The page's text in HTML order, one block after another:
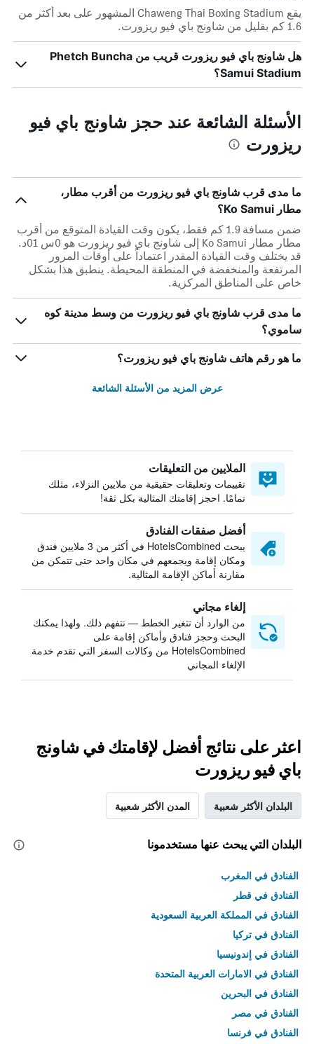
يقع Chaweng Thai Boxing Stadium المشهور على بعد أكثر من
1.6 كم بقليل من شاونج باي فيو ريزورت.
هل شاونج باي فيو ريزورت قريب من Phetch Buncha
Samui Stadium؟
الأسئلة الشائعة عند حجز شاونج باي فيو
ريزورت
ما مدى قرب شاونج باي فيو ريزورت من أقرب مطار،
مطار Ko Samui؟
ضمن مسافة 1.9 كم فقط، يكون وقت القيادة المتوقع من أقرب
مطار مطار Ko Samui إلى شاونج باي فيو ريزورت هو 0س 01د.
قد يختلف وقت القيادة المقدر اعتماداً على أوقات المرور
المرتفعة والمنخفضة في المنطقة المحيطة. ينطبق هذا بشكل
خاص على المناطق المركزية.
ما مدى قرب شاونج باي فيو ريزورت من وسط مدينة كوه
ساموي؟
ما هو رقم هاتف شاونج باي فيو ريزورت؟
عرض المزيد من الأسئلة الشائعة
الملايين من التعليقات
تقييمات وتعليقات حقيقية من ملايين النزلاء، مثلك
تمامًا. احجز إقامتك المثالية بكل ثقة!
أفضل صفقات الفنادق
يبحث HotelsCombined في أكثر من 3 ملايين فندق
ومكان إقامة ويجمعهم في مكان واحد حتى تتمكن من
مقارنة أماكن الإقامة المثالية.
إلغاء مجاني
من الوارد أن تتغير الخطط — نتفهم ذلك. ولهذا يمكنك
البحث وحجز فنادق وأماكن إقامة على
HotelsCombined من وكالات السفر التي تقدم خدمة
الإلغاء المجاني
اعثر على نتائج أفضل لإقامتك في شاونج
باي فيو ريزورت
البلدان الأكثر شعبية المدن الأكثر شعبية
البلدان التي يبحث عنها مستخدمونا
الفنادق في المغرب
الفنادق في قطر
الفنادق في المملكة العربية السعودية
الفنادق في تركيا
الفنادق في إندونيسيا
الفنادق في الامارات العربية المتحدة
الفنادق في البحرين
الفنادق في مصر
الفنادق في فرنسا